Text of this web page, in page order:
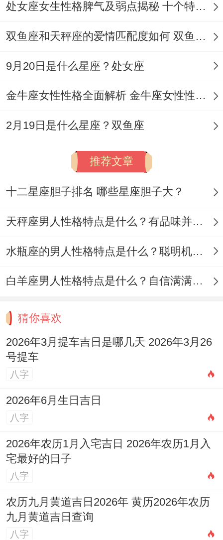
虽然五音不全的你多数时候躲在角落切水
果，但今晚某首冷门老歌的间奏时段、喝高
清醒才能抓住哪些带着酒气的关键信息碎
水星在第五宫的加持会让莲蓬头水流变成灵
感催化剂 - 哪个困扰半年的UI设计难题、可
别相信湿着手画的草图、用沐浴露在瓷砖上
写下的公式才是真正的黄金创意～
凌晨刷手机时看到的冷笑话别划走！
含着你正在策划的营销方法缺失的共情要
素...把截图发给标注"待优化"的文档，睡醒
后重读会发现谐音梗里藏着绝妙的用户痛点
解决方法～
通勤路上背单词APP忽然卡顿是好事！
我有个朋友就遇到过，冥王星在第九宫制造
的认知障碍,说真的是提醒你转换记忆方式。
试着把"abandon"想象成吧台服务员放弃调
酒的画面、这种荒诞联想反而会在下午的英
文会议中跳出来拯救卡壳的你～
晚上准备资格考试别喝第三杯咖啡！
处女座女生性格脾气及弱点揭秘 十个特点惊人！
双鱼座和天秤座的爱情匹配度如何 双鱼天秤缘分会怎样
9月20日是什么星座？处女座
金牛座女性性格全面解析 金牛座女性性格与脾气全揭秘
2月19日是什么星座？双鱼座
推荐文章
十二星座胆子排名 哪些星座胆子大？
天秤座男人性格特点是什么？有品味并注重美感
水瓶座的男人性格特点是什么？聪明机智理性冷静
白羊座男人性格特点是什么？自信满满但缺乏耐心
猜你喜欢
2026年3月提车吉日是哪几天 2026年3月26
号提车
八字
2026年6月生日吉日
八字
2026年农历1月入宅吉日 2026年农历1月入
宅最好的日子
八字
农历九月黄道吉日2026年 黄历2026年农历
九月黄道吉日查询
八字